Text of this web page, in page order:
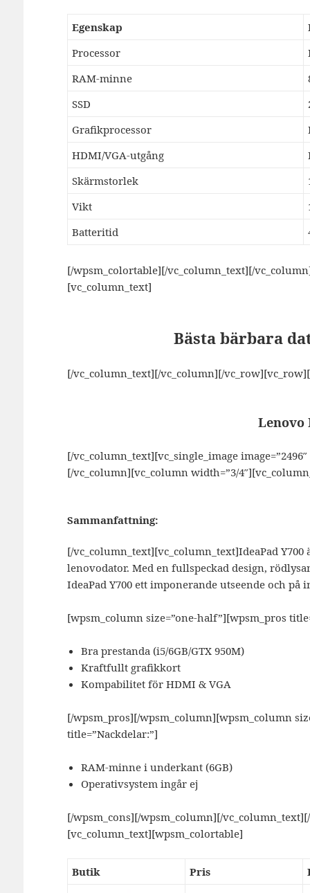
Egenskap
Processor
RAM-minne
SSD
Grafikprocessor
HDMI/VGA-utgång
Skärmstorlek
Vikt
Batteritid
[/wpsm_colortable][/vc_column_text][/
[vc_column_text]
Bästa bärbara
[/vc_column_text][/vc_column][/
Lenovo
[/vc_column_text][vc_single_image
[/vc_column][vc_column width=”3/
Sammanfattning:
[/vc_column_text][vc_column_text]IdeaPad
lenovodator. Med en fullspeckad design,
IdeaPad Y700 ett imponerande utseende och
[wpsm_column size=”one-half”][wpsm_pros
Bra prestanda (i5/6GB/GTX 950M)
Kraftfullt grafikkort
Kompabilitet för HDMI & VGA
[/wpsm_pros][/wpsm_column][wpsm_column
title=”Nackdelar:”]
RAM-minne i underkant (6GB)
Operativsystem ingår ej
[/wpsm_cons][/wpsm_column][/
[vc_column_text][wpsm_colortable]
Butik Pris